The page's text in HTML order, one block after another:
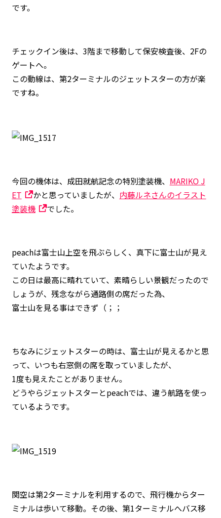
です。
チェックイン後は、3階まで移動して保安検査後、2Fの
ゲートへ。
この動線は、第2ターミナルのジェットスターの方が楽
ですね。
今回の機体は、成田就航記念の特別塗装機、 MARIKO J
ET
かと思っていましたが、 内藤ルネさんのイラスト
塗装機
でした。
peachは富士山上空を飛ぶらしく、真下に富士山が見え
ていたようです。
この日は最高に晴れていて、素晴らしい景観だったので
しょうが、残念ながら通路側の席だった為、
富士山を見る事はできず（；；
ちなみにジェットスターの時は、富士山が見えるかと思
って、いつも右窓側の席を取っていましたが、
1度も見えたことがありません。
どうやらジェットスターとpeachでは、違う航路を使っ
ているようです。
関空は第2ターミナルを利用するので、飛行機からター
ミナルは歩いて移動。その後、第1ターミナルへバス移